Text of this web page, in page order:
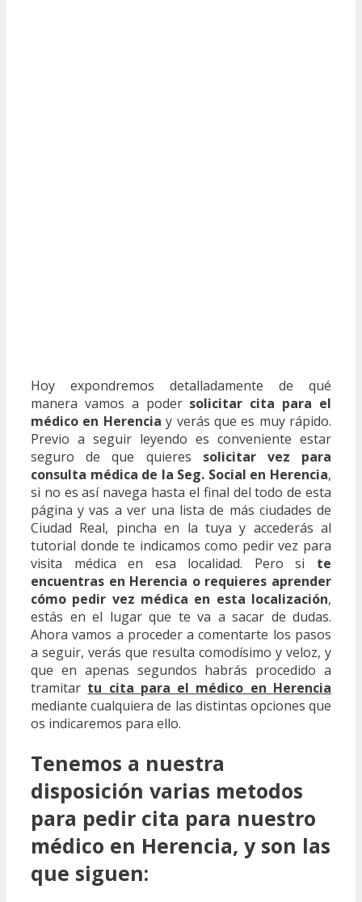
Hoy expondremos detalladamente de qué
manera vamos a poder solicitar cita para el
médico en Herencia y verás que es muy rápido.
Previo a seguir leyendo es conveniente estar
seguro de que quieres solicitar vez para
consulta médica de la Seg. Social en Herencia,
si no es así navega hasta el final del todo de esta
página y vas a ver una lista de más ciudades de
Ciudad Real, pincha en la tuya y accederás al
tutorial donde te indicamos como pedir vez para
visita médica en esa localidad. Pero si te
encuentras en Herencia o requieres aprender
cómo pedir vez médica en esta localización,
estás en el lugar que te va a sacar de dudas.
Ahora vamos a proceder a comentarte los pasos
a seguir, verás que resulta comodísimo y veloz, y
que en apenas segundos habrás procedido a
tramitar tu cita para el médico en Herencia
mediante cualquiera de las distintas opciones que
os indicaremos para ello.
Tenemos a nuestra
disposición varias metodos
para pedir cita para nuestro
médico en Herencia, y son las
que siguen: